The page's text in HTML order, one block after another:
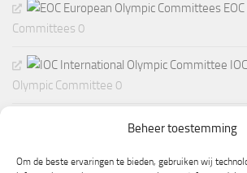
Beheer toestemming
Om de beste ervaringen te bieden, gebruiken wij
EOC
Committees 0
IOC
Olympic Committee 0